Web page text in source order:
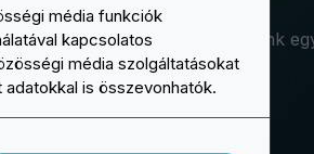
szeretne.
vagy szeretné elkezdeni velünk
áll.
média funkciók
kapcsolatos
média szolgáltatásokat
is összevonhatók.